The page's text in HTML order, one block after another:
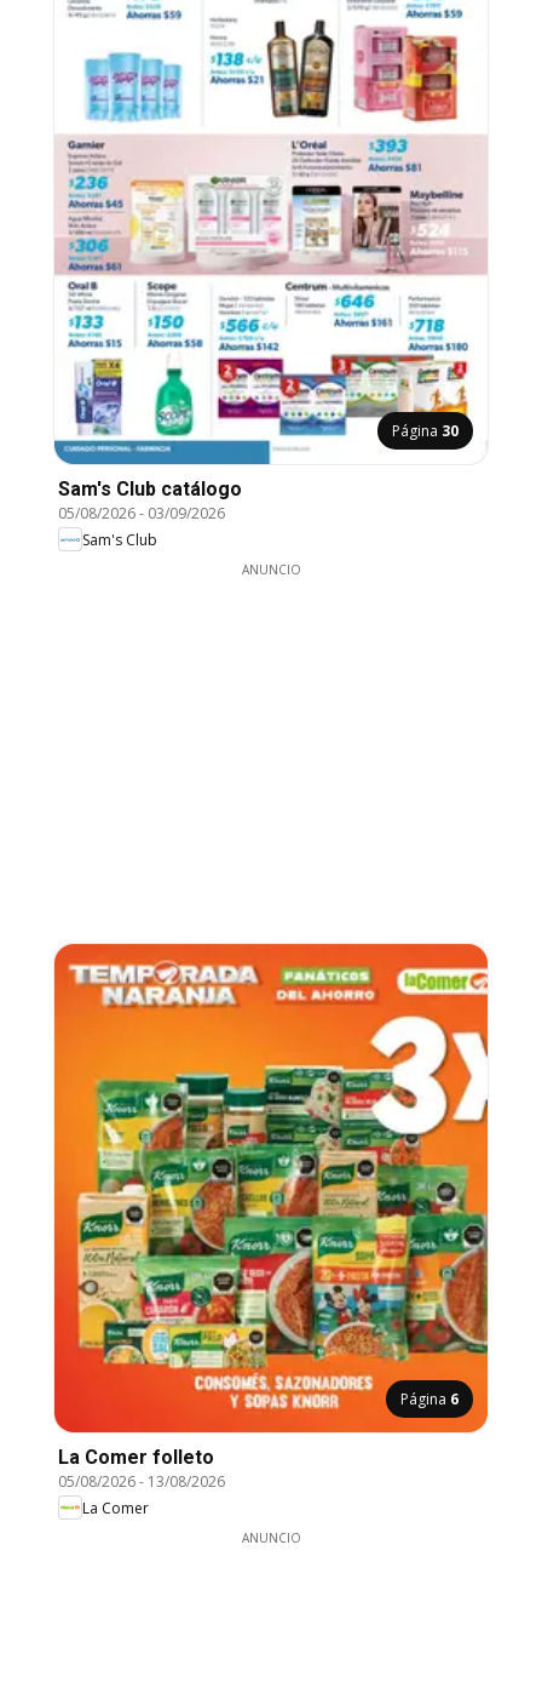
Página 30
Sam's Club catálogo
05/08/2026- 03/09/2026
Sam's Club
ANUNCIO
Página 6
La Comer folleto
05/08/2026- 13/08/2026
La Comer
ANUNCIO